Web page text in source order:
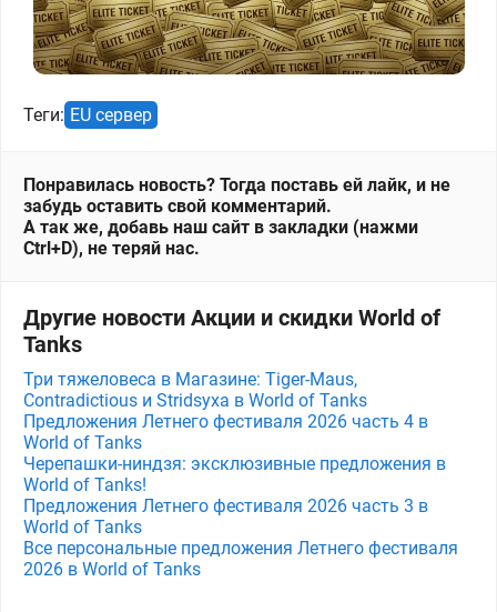
Теги: EU сервер
Понравилась новость? Тогда поставь ей лайк, и не
забудь оставить свой комментарий.
А так же, добавь наш сайт в закладки (нажми
Ctrl+D), не теряй нас.
Другие новости Акции и скидки World of
Tanks
Три тяжеловеса в Магазине: Tiger-Maus,
Contradictious и Stridsyxa в World of Tanks
Предложения Летнего фестиваля 2026 часть 4 в
World of Tanks
Черепашки-ниндзя: эксклюзивные предложения в
World of Tanks!
Предложения Летнего фестиваля 2026 часть 3 в
World of Tanks
Все персональные предложения Летнего фестиваля
2026 в World of Tanks